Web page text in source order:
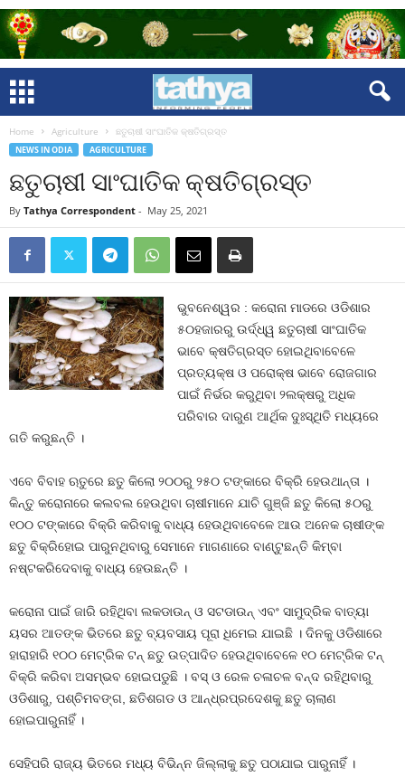
Home Agriculture ଛତୁଚାଷୀ ସାଂଘାତିକ କ୍ଷତିଗ୍ରସ୍ତ
NEWS IN ODIA AGRICULTURE
ଛତୁଚାଷୀ ସାଂଘାତିକ କ୍ଷତିଗ୍ରସ୍ତ
By Tathya Correspondent - May 25, 2021
ଭୁବନେଶ୍ୱର : କରୋନା ମାଡରେ ଓଡିଶାର
୫୦ହଜାରରୁ ଉର୍ଦ୍ଧ୍ୱ ଛତୁଚାଷୀ ସାଂଘାତିକ
ଭାବେ କ୍ଷତିଗ୍ରସ୍ତ ହୋଇଥିବାବେଳେ
ପ୍ରତ୍ୟକ୍ଷ ଓ ପରୋକ୍ଷ ଭାବେ ରୋଜଗାର
ପାଇଁ ନିର୍ଭର କରୁଥିବା ୨ଲକ୍ଷରୁ ଅଧିକ
ପରିବାର ଦାରୁଣ ଆର୍ଥିକ ଦୁଃସ୍ଥିତି ମଧ୍ୟରେ
ଗତି କରୁଛନ୍ତି ।
ଏବେ ବିବାହ ଋତୁରେ ଛତୁ କିଲୋ ୨୦୦ରୁ ୨୫୦ ଟଙ୍କାରେ ବିକ୍ରି ହେଉଥାନ୍ତା ।
କିନ୍ତୁ କରୋନାରେ କଲବଲ ହେଉଥିବା ଚାଷୀମାନେ ଯାଚି ଗୁଞ୍ଜି ଛତୁ କିଲୋ ୫୦ରୁ
୧୦୦ ଟଙ୍କାରେ ବିକ୍ରି କରିବାକୁ ବାଧ୍ୟ ହେଉଥିବାବେଳେ ଆଉ ଅନେକ ଚାଷୀଙ୍କ
ଛତୁ ବିକ୍ରିହୋଇ ପାରୁନଥିବାରୁ ସେମାନେ ମାଗଣାରେ ବାଣ୍ଟୁଛନ୍ତି କିମ୍ବା
ନଷ୍ଟକରିଦେବାକୁ ବାଧ୍ୟ ହେଉଛନ୍ତି ।
କରୋନା ପାଇଁ ଜାରି ରହିଥିବା ଲକଡାଉନ୍‍ ଓ ସଟଡାଉନ୍‍ ଏବଂ ସାମୁଦ୍ରିକ ବାତ୍ୟା
ୟସର ଆତଙ୍କ ଭିତରେ ଛତୁ ବ୍ୟବସାୟ ପୂରା ଧିମେଇ ଯାଇଛି । ଦିନକୁ ଓଡିଶାରେ
ହାରାହାରି ୧୦୦ ମେଟ୍ରିକ ଟନ୍‍ ଛତୁ ଉତ୍ପାଦିତ ହେଉଥିବାବେଳେ ୧୦ ମେଟ୍ରିକ ଟନ୍‍
ବିକ୍ରି କରିବା ଅସମ୍ଭବ ହୋଇପଡୁଛି । ବସ୍‍ ଓ ରେଳ ଚଳାଚଳ ବନ୍ଦ ରହିଥିବାରୁ
ଓଡିଶାରୁ, ପଶ୍ଚିମବଙ୍ଗ, ଛତିଶଗଡ ଓ ଆନ୍ଧ୍ରପ୍ରଦେଶକୁ ଛତୁ ଚାଲାଣ
ହୋଇପାରୁନାହିଁ ।
ସେହିପରି ରାଜ୍ୟ ଭିତରେ ମଧ୍ୟ ବିଭିନ୍ନ ଜିଲ୍ଲାକୁ ଛତୁ ପଠାଯାଇ ପାରୁନାହିଁ ।